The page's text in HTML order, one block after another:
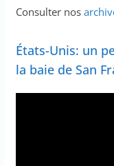
Consulter nos
États-Unis: un
la baie de San